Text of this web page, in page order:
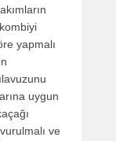
yapmalı
uygun
ve